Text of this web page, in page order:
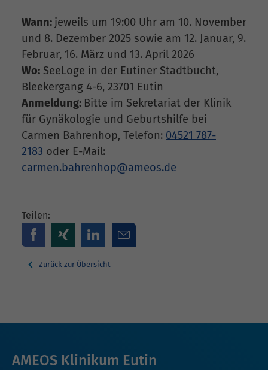
Wann: jeweils um 19:00 Uhr am 10. November
und 8. Dezember 2025 sowie am 12. Januar, 9.
Februar, 16. März und 13. April 2026
Wo: SeeLoge in der Eutiner Stadtbucht,
Bleekergang 4-6, 23701 Eutin
Anmeldung: Bitte im Sekretariat der Klinik
für Gynäkologie und Geburtshilfe bei
Carmen Bahrenhop, Telefon: 04521 787-
2183 oder E-Mail:
carmen.bahrenhop@ameos.de
Teilen:
Zurück zur Übersicht
AMEOS Klinikum Eutin